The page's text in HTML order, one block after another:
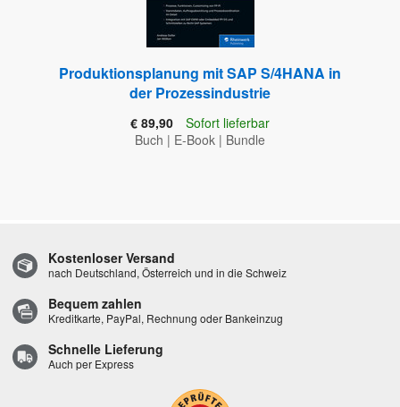
Produktionsplanung mit SAP S/4HANA in
der Prozessindustrie
€ 89,90
Sofort lieferbar
Buch | E-Book | Bundle
Kostenloser Versand
nach Deutschland, Österreich und in die Schweiz
Bequem zahlen
Kreditkarte, PayPal, Rechnung oder Bankeinzug
Schnelle Lieferung
Auch per Express